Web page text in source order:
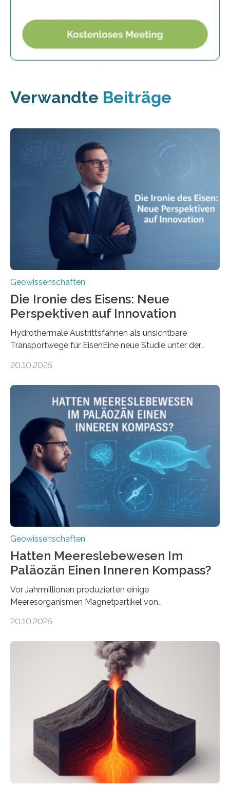
Verwandte Beiträge
Geowissenschaften
Die Ironie des Eisens: Neue
Perspektiven auf Innovation
Hydrothermale Austrittsfahnen als unsichtbare
Transportwege für EisenEine neue Studie unter der
Umweltwissenschaften der Universität Bremen –
Stoffkreislauf im Ozean prägen. Die Überblicksstudie
mit dem Titel „Iron’s Irony“ ist in Communications Earth
& Environment erschienen. Die Studie fasst bestehende
Forschungsergebnisse zusammen und interpretiert sie
neu, um zu erklären, wie Eisen, das aus hydrothermalen
Systemen freigesetzt wird, über ganze Ozeanbecken
transportiert werden kann. „Das…
20.10.2025
Geowissenschaften
Hatten Meereslebewesen Im
Paläozän Einen Inneren Kompass?
Vor Jahrmillionen produzierten einige
Meeresorganismen Magnetpartikel von
Sedimenten zu finden sind. Nun ist es einem
Domänen auf einem dieser „Riesenmagnetfossilien” mit
einer raffinierten Methode an der Diamond-
Röntgenquelle zu kartieren. Ihre Analyse zeigt, dass
diese Partikel es den Organismen ermöglicht haben
könnten, winzige Schwankungen sowohl in der
Richtung als auch in der Intensität des Erdmagnetfelds
wahrzunehmen. Dadurch konnten sie sich verorten und
über den Ozean navigieren. Vor einigen Jahren…
20.10.2025